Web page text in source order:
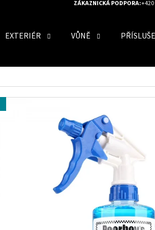
ZÁKAZNICKÁ PODPORA:+420
EXTERIÉR VŮNĚ
NAJÍT?